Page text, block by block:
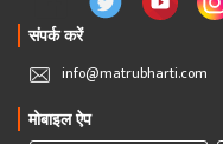
संपर्क करें
info@matrubharti.com
मोबाइल ऐप